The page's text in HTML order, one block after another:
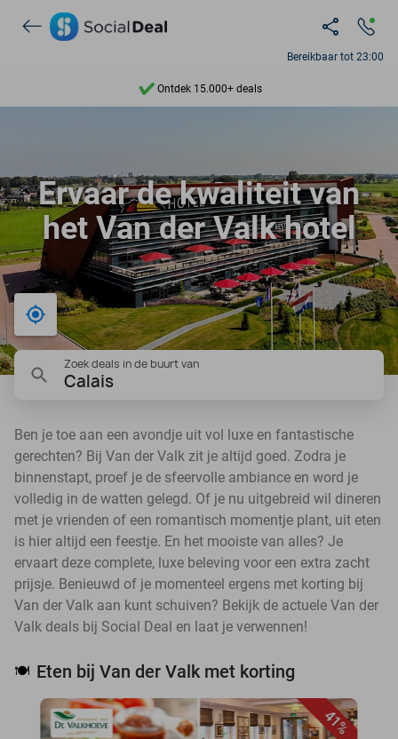
Bereikbaar tot 23:00
7 dagen per week beschikbaar
Ontdek 15.000+ deals
Ervaar de kwaliteit van
het Van der Valk hotel
Bij mij in de buurt
Zoek deals in de buurt van
Calais
Ben je toe aan een avondje uit vol luxe en fantastische
gerechten? Bij Van der Valk zit je altijd goed. Zodra je
binnenstapt, proef je de sfeervolle ambiance en word je
volledig in de watten gelegd. Of je nu uitgebreid wil dineren
met je vrienden of een romantisch momentje plant, uit eten
is hier altijd een feestje. En het mooiste van alles? Je
ervaart deze complete, luxe beleving voor een extra zacht
prijsje. Benieuwd of je momenteel ergens met korting bij
Van der Valk aan kunt schuiven? Bekijk de actuele Van der
Valk deals bij Social Deal en laat je verwennen!
🍽️ Eten bij Van der Valk met korting
41%